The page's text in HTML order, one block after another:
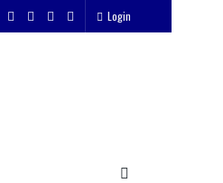
Login